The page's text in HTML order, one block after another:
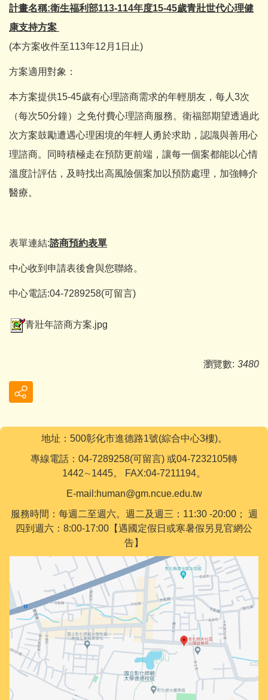
計畫名稱:衛生福利部113-114年度15-45歲青壯世代心理健
康支持方案
(本方案收件至113年12月1日止)
方案適用對象：
本方案提供15-45歲有心理諮商需求的年輕朋友，每人3次
（每次50分鐘）之免付費心理諮商服務。衛福部期望透過此
次方案鼓勵遭遇心理困境的年輕人勇於求助，認識與善用心
理諮商。同時積極走在預防更前端，讓每一個案都能以心情
溫度計評估，及時找出高風險個案加以預防處理，加強轉介
醫療。
表單連結:諮商預約表單
中心收到申請表後會與您聯絡。
中心電話:04-7289258(可留言)
青壯年諮商方案.jpg
瀏覽數: 3480
地址：500彰化市進德路1號(綜合中心3樓)。
專線電話：04-7289258(可留言) 或04-7232105轉
1442∼1445。 FAX:04-7211194。
E-mail:human@gm.ncue.edu.tw
服務時間：每週二至週六。週二及週三：11:30 -20:00； 週
四到週六：8:00-17:00【遇國定假日或寒暑假另見官網公
告】